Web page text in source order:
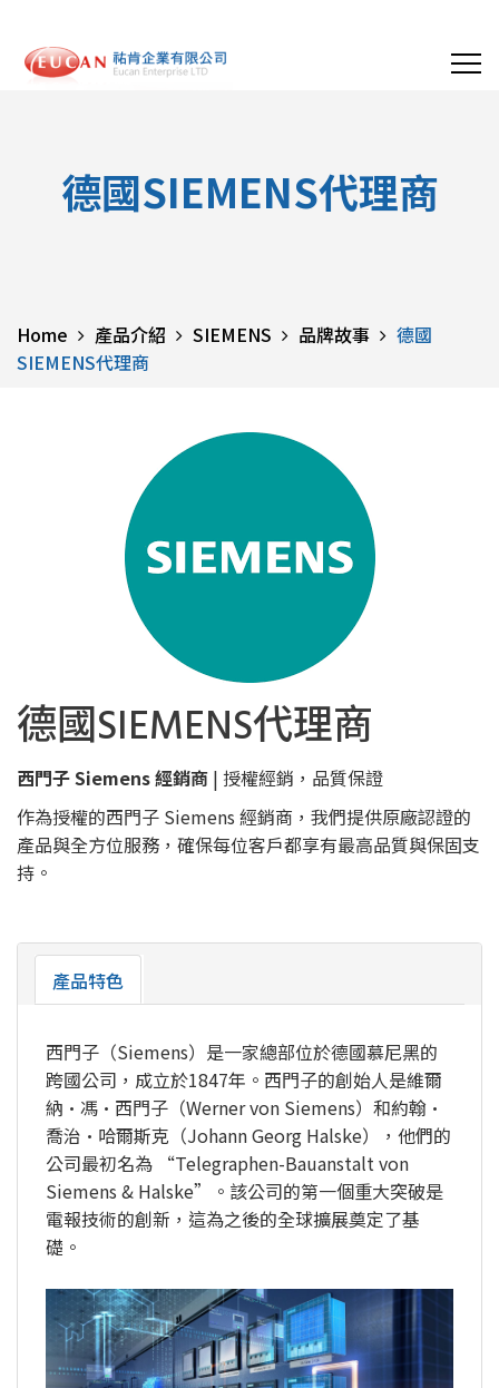
德國SIEMENS代理商
Home 產品介紹 SIEMENS 品牌故事
德國
SIEMENS代理商
德國SIEMENS代理商
西門子 Siemens 經銷商 | 授權經銷，品質保證
作為授權的西門子 Siemens 經銷商，我們提供原廠認證的
產品與全方位服務，確保每位客戶都享有最高品質與保固支
持。
產品特色
西門子（Siemens）是一家總部位於德國慕尼黑的
跨國公司，成立於1847年。西門子的創始人是維爾
納·馮·西門子（Werner von Siemens）和約翰·
喬治·哈爾斯克（Johann Georg Halske），他們的
公司最初名為 “Telegraphen-Bauanstalt von
Siemens & Halske”。該公司的第一個重大突破是
電報技術的創新，這為之後的全球擴展奠定了基
礎。